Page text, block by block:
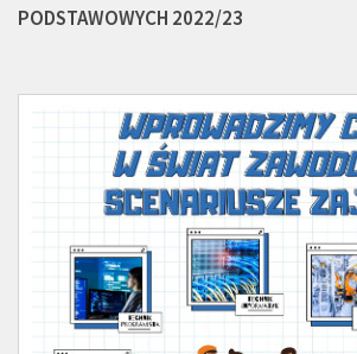
PODSTAWOWYCH 2022/23